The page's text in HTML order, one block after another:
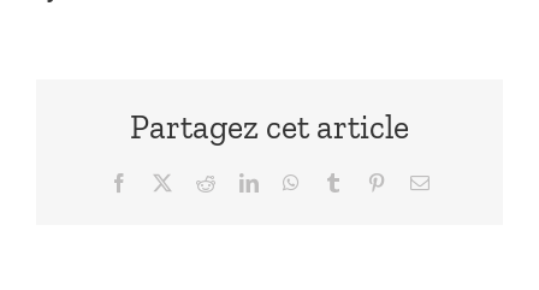
Partagez cet article
Facebook RedditLinkedInWhatsApp
Tumblr PinterestEmail